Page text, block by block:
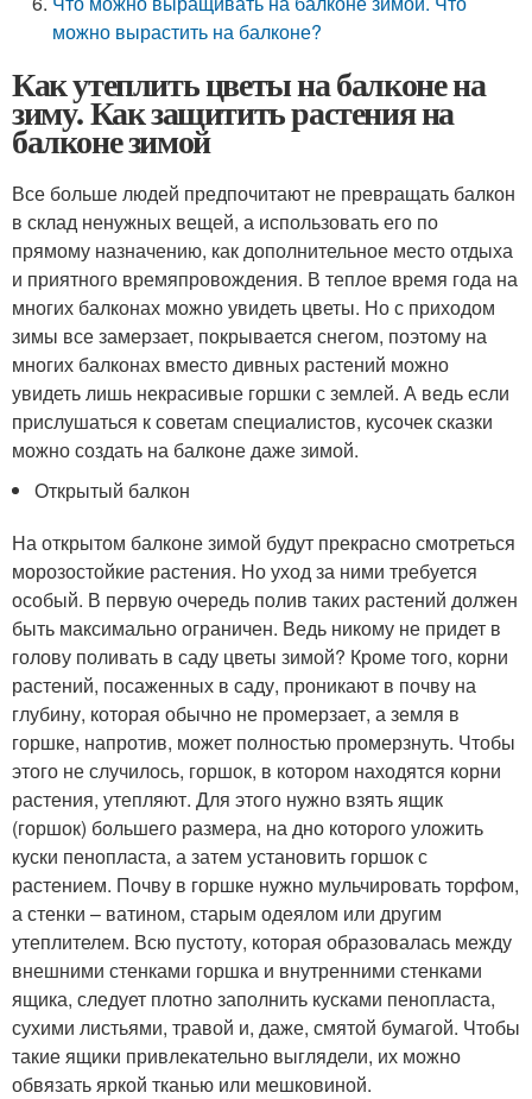
можно вырастить на балконе?
Как утеплить цветы на балконе на
зиму. Как защитить растения на
балконе зимой
Все больше людей предпочитают не превращать балкон
в склад ненужных вещей, а использовать его по
прямому назначению, как дополнительное место отдыха
и приятного времяпровождения. В теплое время года на
многих балконах можно увидеть цветы. Но с приходом
зимы все замерзает, покрывается снегом, поэтому на
многих балконах вместо дивных растений можно
увидеть лишь некрасивые горшки с землей. А ведь если
прислушаться к советам специалистов, кусочек сказки
можно создать на балконе даже зимой.
Открытый балкон
На открытом балконе зимой будут прекрасно смотреться
морозостойкие растения. Но уход за ними требуется
особый. В первую очередь полив таких растений должен
быть максимально ограничен. Ведь никому не придет в
голову поливать в саду цветы зимой? Кроме того, корни
растений, посаженных в саду, проникают в почву на
глубину, которая обычно не промерзает, а земля в
горшке, напротив, может полностью промерзнуть. Чтобы
этого не случилось, горшок, в котором находятся корни
растения, утепляют. Для этого нужно взять ящик
(горшок) большего размера, на дно которого уложить
куски пенопласта, а затем установить горшок с
растением. Почву в горшке нужно мульчировать торфом,
а стенки – ватином, старым одеялом или другим
утеплителем. Всю пустоту, которая образовалась между
внешними стенками горшка и внутренними стенками
ящика, следует плотно заполнить кусками пенопласта,
сухими листьями, травой и, даже, смятой бумагой. Чтобы
такие ящики привлекательно выглядели, их можно
обвязать яркой тканью или мешковиной.